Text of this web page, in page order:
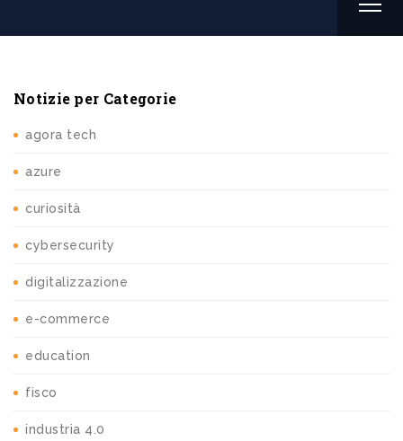
Notizie per Categorie
agora tech
azure
curiosità
cybersecurity
digitalizzazione
e-commerce
education
fisco
industria 4.0